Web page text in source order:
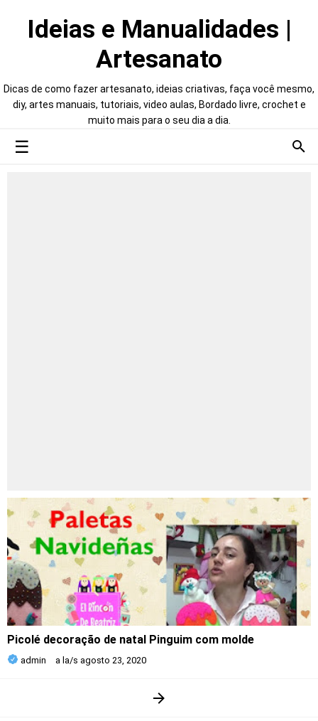
Ideias e Manualidades |
Artesanato
Dicas de como fazer artesanato, ideias criativas, faça você mesmo,
diy, artes manuais, tutoriais, video aulas, Bordado livre, crochet e
muito mais para o seu dia a dia.
Picolé decoração de natal Pinguim com molde
admin a la/s agosto 23, 2020